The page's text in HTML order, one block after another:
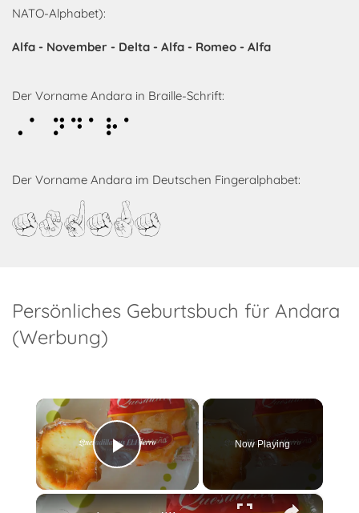
NATO-Alphabet):
Alfa - November - Delta - Alfa - Romeo - Alfa
Der Vorname Andara in Braille-Schrift:
Andara
Der Vorname Andara im Deutschen Fingeralphabet:
Andara
Persönliches Geburtsbuch für Andara
(Werbung)
×
Play Video
Now Playing
×